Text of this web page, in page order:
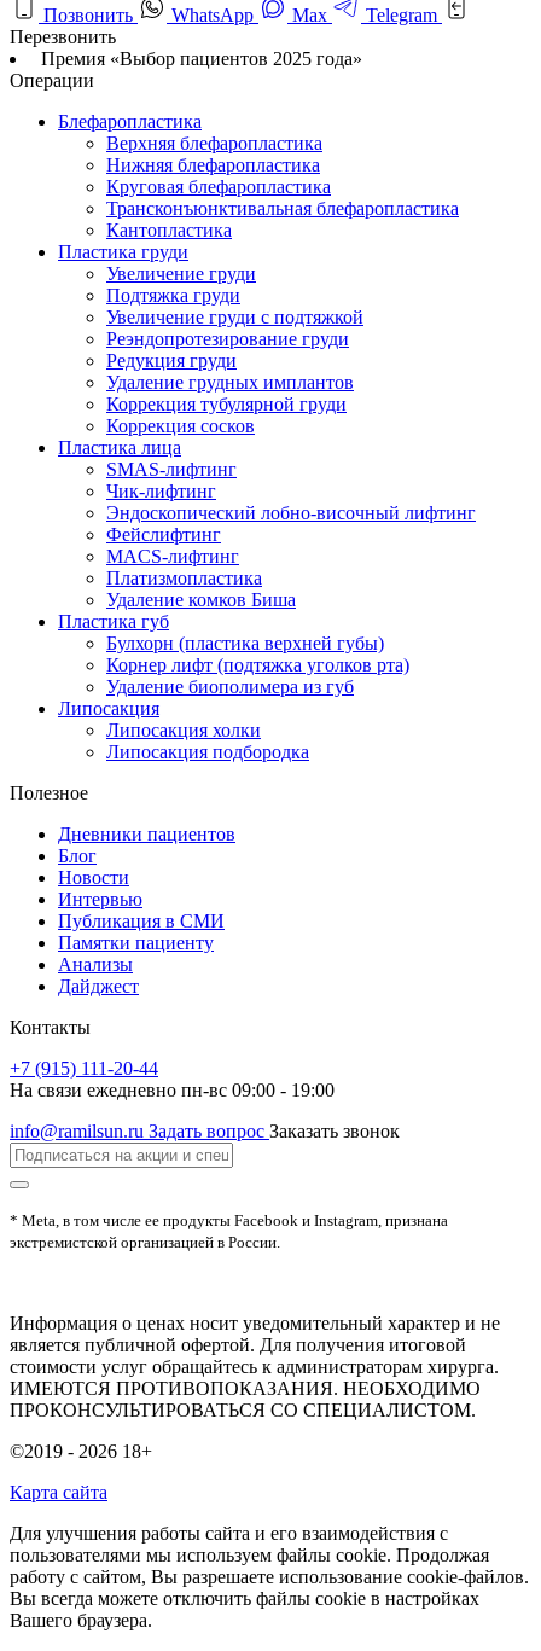
Позвонить WhatsApp Max
Telegram
Перезвонить
Премия «Выбор пациентов 2025 года»
Операции
Блефаропластика
Верхняя блефаропластика
Нижняя блефаропластика
Круговая блефаропластика
Трансконъюнктивальная блефаропластика
Кантопластика
Пластика груди
Увеличение груди
Подтяжка груди
Увеличение груди с подтяжкой
Реэндопротезирование груди
Редукция груди
Удаление грудных имплантов
Коррекция тубулярной груди
Коррекция сосков
Пластика лица
SMAS-лифтинг
Чик-лифтинг
Эндоскопический лобно-височный лифтинг
Фейслифтинг
MACS-лифтинг
Платизмопластика
Удаление комков Биша
Пластика губ
Булхорн (пластика верхней губы)
Корнер лифт (подтяжка уголков рта)
Удаление биополимера из губ
Липосакция
Липосакция холки
Липосакция подбородка
Полезное
Дневники пациентов
Блог
Новости
Интервью
Публикация в СМИ
Памятки пациенту
Анализы
Дайджест
Контакты
+7 (915) 111-20-44
На связи ежедневно пн-вс 09:00 - 19:00
info@ramilsun.ru Задать вопрос Заказать звонок
* Meta, в том числе ее продукты Facebook и Instagram, признана
экстремистской организацией в России.
Информация о ценах носит уведомительный характер и не
является публичной офертой. Для получения итоговой
стоимости услуг обращайтесь к администраторам хирурга.
ИМЕЮТСЯ ПРОТИВОПОКАЗАНИЯ. НЕОБХОДИМО
ПРОКОНСУЛЬТИРОВАТЬСЯ СО СПЕЦИАЛИСТОМ.
©2019 - 2026 18+
Карта сайта
Для улучшения работы сайта и его взаимодействия с
пользователями мы используем файлы cookie. Продолжая
работу с сайтом, Вы разрешаете использование cookie-файлов.
Вы всегда можете отключить файлы cookie в настройках
Вашего браузера.